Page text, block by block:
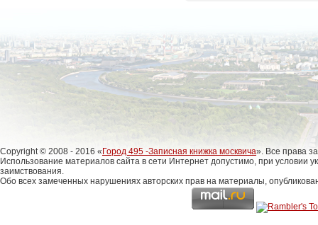
Copyright © 2008 - 2016 « Город 495 -Записная книжка москвича». Все права
Использование материалов сайта в сети Интернет допустимо, при условии
заимствования.
Обо всех замеченных нарушениях авторских прав на материалы,